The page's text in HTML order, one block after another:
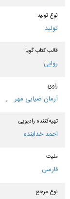
نوع تولید
تولید
قالب کتاب گویا
روایی
راوی
آرمان ضیایی مهر ,
تهیه‌کننده رادیویی
احمد خدابنده
ملیت
فارسی
نوع مرجع